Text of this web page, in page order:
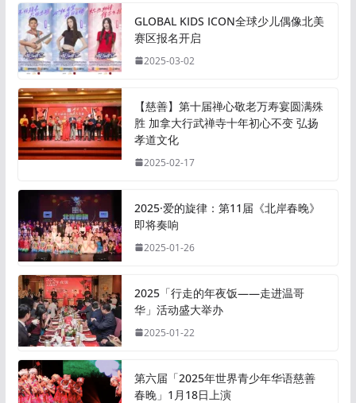
GLOBAL KIDS ICON全球少儿偶像北美
赛区报名开启
2025-03-02
【慈善】第十届禅心敬老万寿宴圆满殊
胜 加拿大行武禅寺十年初心不变 弘扬
孝道文化
2025-02-17
2025·爱的旋律：第11届《北岸春晚》
即将奏响
2025-01-26
2025「行走的年夜饭——走进温哥
华」活动盛大举办
2025-01-22
第六届「2025年世界青少年华语慈善
春晚」1月18日上演